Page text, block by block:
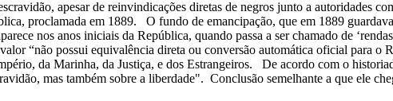
apesar de reinvindicações diretas de negros junto a autoridades
proclamada em 1889. O fundo de emancipação, que em 1889
nos anos iniciais da República, quando passa a ser chamado de
“não possui equivalência direta ou conversão automática oficial para o
da Marinha, da Justiça, e dos Estrangeiros. De acordo com o
mas também sobre a liberdade". Conclusão semelhante a que ele